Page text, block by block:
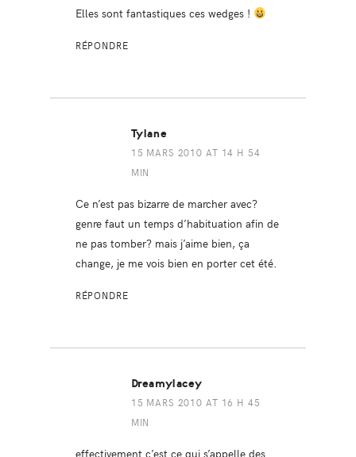
Elles sont fantastiques ces wedges !
RÉPONDRE
Tylane
15 MARS 2010 AT 14 H 54
MIN
Ce n’est pas bizarre de marcher avec?
genre faut un temps d’habituation afin de
ne pas tomber? mais j’aime bien, ça
change, je me vois bien en porter cet été.
RÉPONDRE
Dreamylacey
15 MARS 2010 AT 16 H 45
MIN
effectivement c’est ce qui s’appelle des